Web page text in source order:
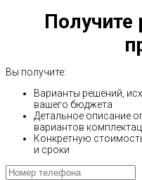
Получите
Вы получите:
Варианты решений,
вашего бюджета
Детальное описание
вариантов
Конкретную
и сроки